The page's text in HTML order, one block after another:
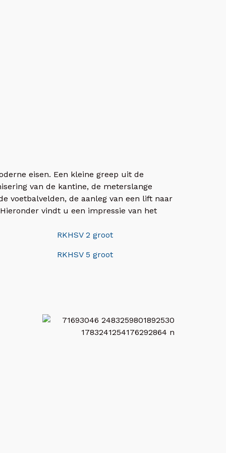
eisen. Een kleine greep uit de
van de kantine, de meterslange
voetbalvelden, de aanleg van een lift naar
vindt u een impressie van het